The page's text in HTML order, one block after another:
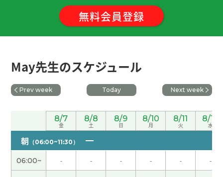
ありがとうございました。 またのご指導 お願いい
たします。( 50代 男性 )
レッスンありがとうございました。 最終的には、
HSK5級までいけるようにがんばります！
レッスンありがとうございました。 最終的には、
HSK5級までいけるようにがんばります！
めちゃくちゃ「レベル」の高い先生です。 今まで
受けた中で一番いい先生で、 日本語もうまく細か
無料会員登録
May先生のスケジュール
Prev week Today Next week
8/7
金
8/8
土
8/9
日
8/10
月
8/11
火
8/12
水
朝 （06:00~11:30）
06:00~ - - - - - -